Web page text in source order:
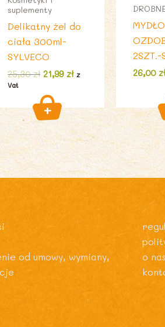
suplementy
Delikatny żel do
ciała 300ml-
SYLVECO
25,30zł Pierwotna
wynosiła:
25,30 zł.
21,99złAktualna
21,99 zł.
z
Vat
MYDŁO
2SZT.-
26,00 zł
od umowy, wymiany,
o nas